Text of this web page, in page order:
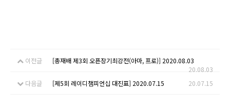
이전글
[총재배 제3회 오픈장기최강전(아마, 프로)] 2020.08.03
20.08.03
다음글
[제5회 레이디챔피언십 대진표] 2020.07.15 20.07.15